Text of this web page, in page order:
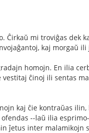
mi troviĝas dek
kaj morgaŭ ili
homojn. En ilia
ĉinoj ili sentas
kaj ĉie kontraŭas
--laŭ ilia
ĵetus inter malamikojn